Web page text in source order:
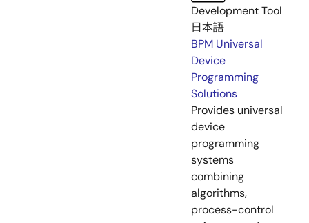
Development Tool
日本語
BPM Universal
Device
Programming
Solutions
Provides universal
device
programming
systems
combining
algorithms,
process-control